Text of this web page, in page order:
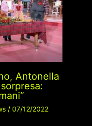
Antonella
/ 07/12/2022